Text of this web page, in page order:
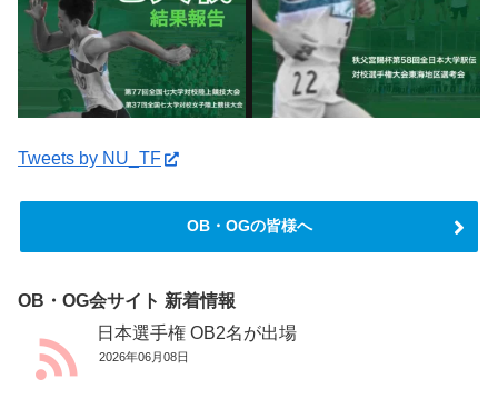
Tweets by NU_TF
OB・OGの皆様へ
OB・OG会サイト 新着情報
日本選手権 OB2名が出場
2026年06月08日